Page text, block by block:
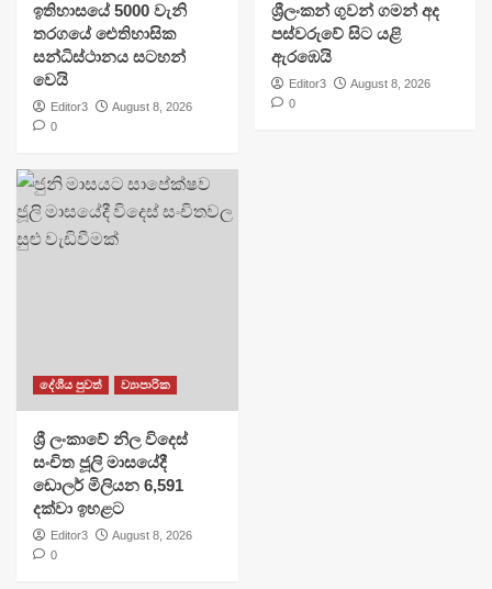
ඉතිහාසයේ 5000 වැනි
තරගයේ ඓතිහාසික
සන්ධිස්ථානය සටහන්
වෙයි
Editor3
August 8, 2026
0
ශ්‍රීලංකන් ගුවන් ගමන් අද
පස්වරුවේ සිට යළි
ඇරඹෙයි
Editor3
August 8, 2026
0
දේශීය පුවත් ව්‍යාපාරික
ශ්‍රී ලංකාවේ නිල විදෙස්
සංචිත ජූලි මාසයේදී
ඩොලර් මිලියන 6,591
දක්වා ඉහළට
Editor3
August 8, 2026
0